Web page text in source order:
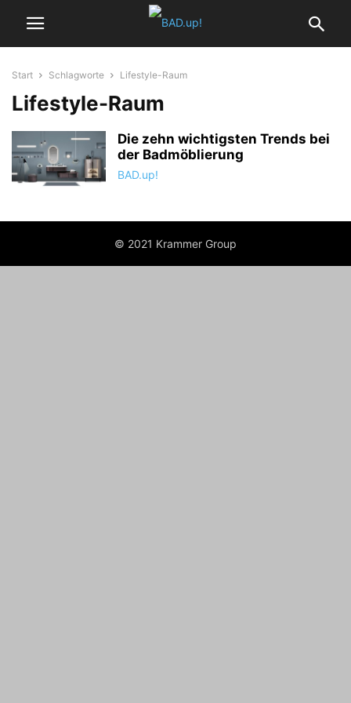
Start Schlagworte Lifestyle-Raum
Lifestyle-Raum
Die zehn wichtigsten Trends bei
der Badmöblierung
BAD.up!
© 2021 Krammer Group